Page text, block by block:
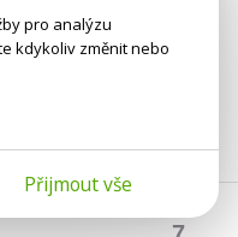
a doporučit
pro analýzu
kdykoliv změnit nebo
Přijmout vše